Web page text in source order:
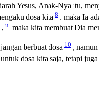
Yesus, Anak-Nya itu,
dosa kita 8 , maka Ia
, u maka kita membuat Dia
berbuat dosa 10 ,
dosa kita saja, tetapi